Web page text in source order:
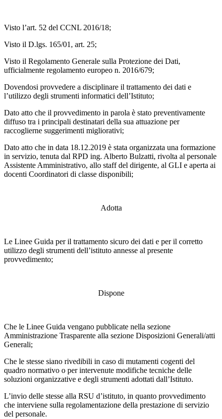
Visto l’art. 52 del CCNL 2016/18;
Visto il D.lgs. 165/01, art. 25;
Visto il Regolamento Generale sulla Protezione dei Dati,
ufficialmente regolamento europeo n. 2016/679;
Dovendosi provvedere a disciplinare il trattamento dei dati e
l’utilizzo degli strumenti informatici dell’Istituto;
Dato atto che il provvedimento in parola è stato preventivamente
diffuso tra i principali destinatari della sua attuazione per
raccoglierne suggerimenti migliorativi;
Dato atto che in data 18.12.2019 è stata organizzata una formazione
in servizio, tenuta dal RPD ing. Alberto Bulzatti, rivolta al personale
Assistente Amministrativo, allo staff del dirigente, al GLI e aperta ai
docenti Coordinatori di classe disponibili;
Adotta
Le Linee Guida per il trattamento sicuro dei dati e per il corretto
utilizzo degli strumenti dell’istituto annesse al presente
provvedimento;
Dispone
Che le Linee Guida vengano pubblicate nella sezione
Amministrazione Trasparente alla sezione Disposizioni Generali/atti
Generali;
Che le stesse siano rivedibili in caso di mutamenti cogenti del
quadro normativo o per intervenute modifiche tecniche delle
soluzioni organizzative e degli strumenti adottati dall’Istituto.
L’invio delle stesse alla RSU d’istituto, in quanto provvedimento
che interviene sulla regolamentazione della prestazione di servizio
del personale.